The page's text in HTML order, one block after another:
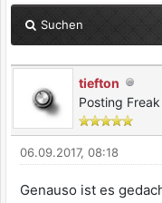
Suchen
tiefton
Posting Freak
06.09.2017, 08:18
Genauso ist es